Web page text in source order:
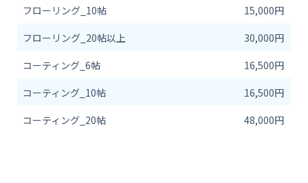
フローリング_10帖
15,000円
フローリング_20帖以上
30,000円
コーティング_6帖
16,500円
コーティング_10帖
16,500円
コーティング_20帖
48,000円